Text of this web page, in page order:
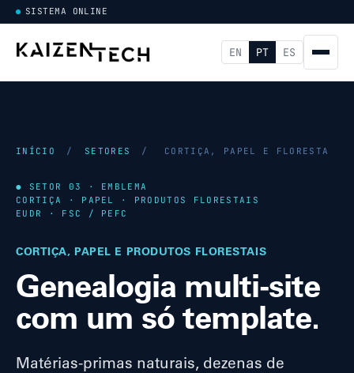
SISTEMA ONLINE
EN PT ES
INÍCIO / SETORES / CORTIÇA, PAPEL E FLORESTA
● SETOR 03 · EMBLEMA
CORTIÇA · PAPEL · PRODUTOS FLORESTAIS
EUDR · FSC / PEFC
CORTIÇA, PAPEL E PRODUTOS FLORESTAIS
Genealogia multi-site
com um só template.
Matérias-primas naturais, dezenas de